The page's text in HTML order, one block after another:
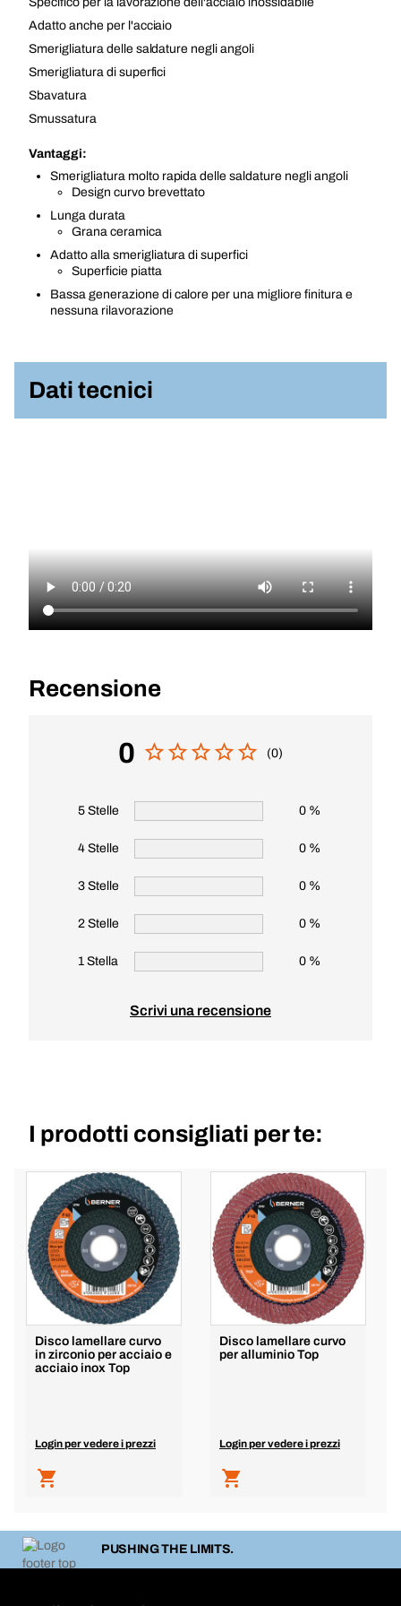
Adatto anche per l'acciaio
Smerigliatura delle saldature negli angoli
Smerigliatura di superfici
Sbavatura
Smussatura
Vantaggi:
Smerigliatura molto rapida delle saldature negli angoli
Design curvo brevettato
Lunga durata
Grana ceramica
Adatto alla smerigliatura di superfici
Superficie piatta
Bassa generazione di calore per una migliore finitura e
nessuna rilavorazione
Dati tecnici
Recensione
0 (0)
5 Stelle 0 %
4 Stelle 0 %
3 Stelle 0 %
2 Stelle 0 %
1 Stella 0 %
Scrivi una recensione
I prodotti consigliati per te:
Disco lamellare curvo
in zirconio per acciaio e
acciaio inox Top
Login per vedere i prezzi
Disco lamellare curvo
per alluminio Top
Login per vedere i prezzi
PUSHING THE LIMITS.